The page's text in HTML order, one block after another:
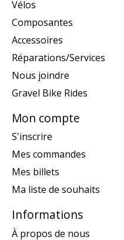
Vélos
Composantes
Accessoires
Réparations/Services
Nous joindre
Gravel Bike Rides
Mon compte
S'inscrire
Mes commandes
Mes billets
Ma liste de souhaits
Informations
À propos de nous